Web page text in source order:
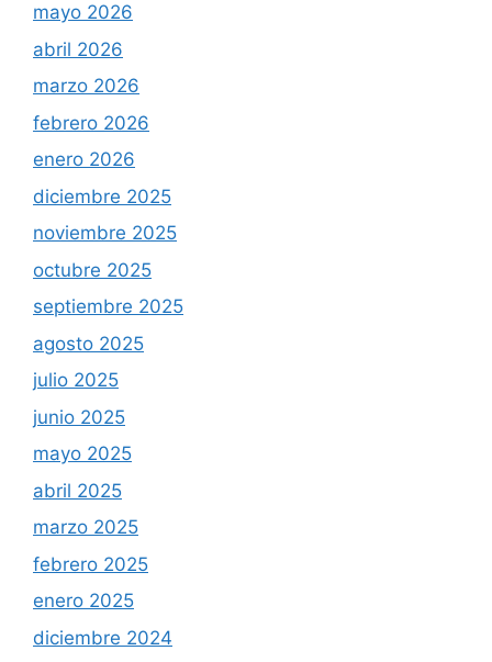
mayo 2026
abril 2026
marzo 2026
febrero 2026
enero 2026
diciembre 2025
noviembre 2025
octubre 2025
septiembre 2025
agosto 2025
julio 2025
junio 2025
mayo 2025
abril 2025
marzo 2025
febrero 2025
enero 2025
diciembre 2024